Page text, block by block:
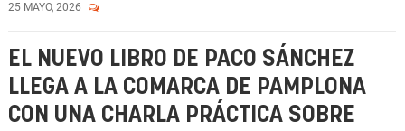
25 MAYO, 2026
EL NUEVO LIBRO DE PACO SÁNCHEZ
LLEGA A LA COMARCA DE PAMPLONA
CON UNA CHARLA PRÁCTICA SOBRE